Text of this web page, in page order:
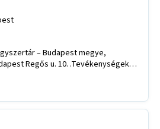
– Budapest megye,
Regős u. 10. .Tevékenységek,